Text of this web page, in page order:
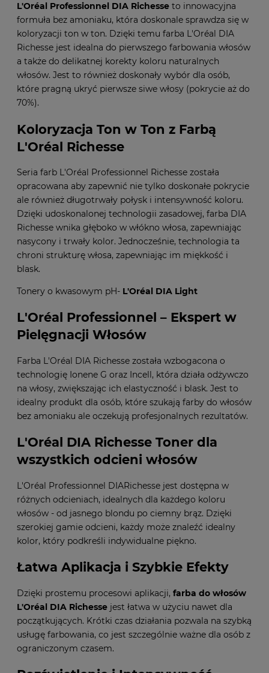
L'Oréal Professionnel DIA Richesse to innowacyjna
formuła bez amoniaku, która doskonale sprawdza się w
koloryzacji ton w ton. Dzięki temu farba L'Oréal DIA
Richesse jest idealna do pierwszego farbowania włosów
a także do delikatnej korekty koloru naturalnych
włosów. Jest to również doskonały wybór dla osób,
które pragną ukryć pierwsze siwe włosy (pokrycie aż do
70%).
Koloryzacja Ton w Ton z Farbą
L'Oréal Richesse
Seria farb L'Oréal Professionnel Richesse została
opracowana aby zapewnić nie tylko doskonałe pokrycie
ale również długotrwały połysk i intensywność koloru.
Dzięki udoskonalonej technologii zasadowej, farba DIA
Richesse wnika głęboko w włókno włosa, zapewniając
nasycony i trwały kolor. Jednocześnie, technologia ta
chroni strukturę włosa, zapewniając im miękkość i
blask.
Tonery o kwasowym pH- L'Oréal DIA Light
L'Oréal Professionnel – Ekspert w
Pielęgnacji Włosów
Farba L'Oréal DIA Richesse została wzbogacona o
technologię Ionene G oraz Incell, która działa odżywczo
na włosy, zwiększając ich elastyczność i blask. Jest to
idealny produkt dla osób, które szukają farby do włosów
bez amoniaku ale oczekują profesjonalnych rezultatów.
L'Oréal DIA Richesse Toner dla
wszystkich odcieni włosów
L'Oréal Professionnel DIARichesse jest dostępna w
różnych odcieniach, idealnych dla każdego koloru
włosów - od jasnego blondu po ciemny brąz. Dzięki
szerokiej gamie odcieni, każdy może znaleźć idealny
kolor, który podkreśli indywidualne piękno.
Łatwa Aplikacja i Szybkie Efekty
Dzięki prostemu procesowi aplikacji, farba do włosów
L'Oréal DIA Richesse jest łatwa w użyciu nawet dla
początkujących. Krótki czas działania pozwala na szybką
usługę farbowania, co jest szczególnie ważne dla osób z
ograniczonym czasem.